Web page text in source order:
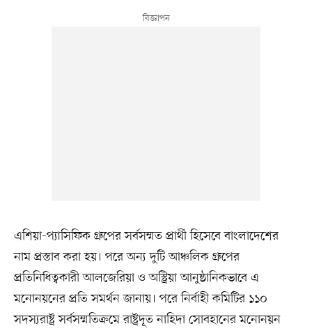
এশিয়া-প্যাসিফিক গ্রুপের সর্বসম্মত প্রার্থী হিসেবে বাংলাদেশের
নাম প্রস্তাব করা হয়। পরে অন্য দুটি আঞ্চলিক গ্রুপের
প্রতিনিধিত্বকারী আলজেরিয়া ও অস্ট্রিয়া আনুষ্ঠানিকভাবে এ
মনোনয়নের প্রতি সমর্থন জানায়। পরে নির্বাহী কমিটির ১১০
সদস্যরাষ্ট্র সর্বসম্মতিক্রমে রাষ্ট্রদূত নাহিদা সোবহানের মনোনয়ন